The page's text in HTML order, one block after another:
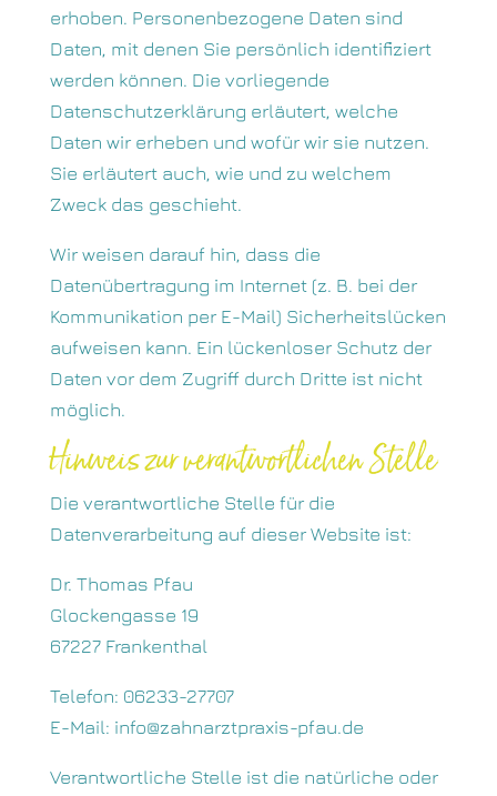
erhoben. Personenbezogene Daten sind
Daten, mit denen Sie persönlich identifiziert
werden können. Die vorliegende
Datenschutzerklärung erläutert, welche
Daten wir erheben und wofür wir sie nutzen.
Sie erläutert auch, wie und zu welchem
Zweck das geschieht.
Wir weisen darauf hin, dass die
Datenübertragung im Internet (z. B. bei der
Kommunikation per E-Mail) Sicherheitslücken
aufweisen kann. Ein lückenloser Schutz der
Daten vor dem Zugriff durch Dritte ist nicht
möglich.
Hinweis zur verantwortlichen Stelle
Die verantwortliche Stelle für die
Datenverarbeitung auf dieser Website ist:
Dr. Thomas Pfau
Glockengasse 19
67227 Frankenthal
Telefon: 06233-27707
E-Mail: info@zahnarztpraxis-pfau.de
Verantwortliche Stelle ist die natürliche oder